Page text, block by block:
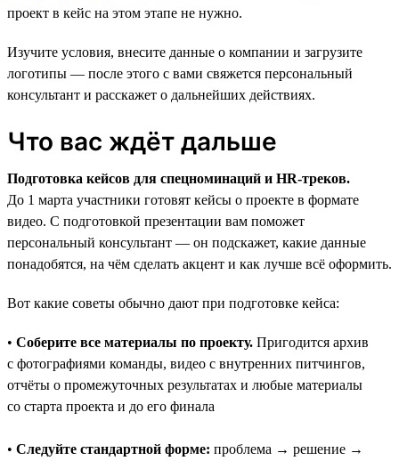
проект в кейс на этом этапе не нужно.
Изучите условия, внесите данные о компании и загрузите
логотипы — после этого с вами свяжется персональный
консультант и расскажет о дальнейших действиях.
Что вас ждёт дальше
Подготовка кейсов для спецноминаций и HR-треков.
До 1 марта участники готовят кейсы о проекте в формате
видео. С подготовкой презентации вам поможет
персональный консультант — он подскажет, какие данные
понадобятся, на чём сделать акцент и как лучше всё оформить.
Вот какие советы обычно дают при подготовке кейса:
• Соберите все материалы по проекту. Пригодится архив
с фотографиями команды, видео с внутренних питчингов,
отчёты о промежуточных результатах и любые материалы
со старта проекта и до его финала
• Следуйте стандартной форме: проблема → решение →